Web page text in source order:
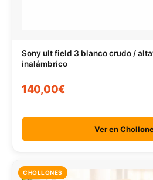
Sony ult field 3 blanco crudo /
inalámbrico
140,00€
Ver en
CHOLLONES